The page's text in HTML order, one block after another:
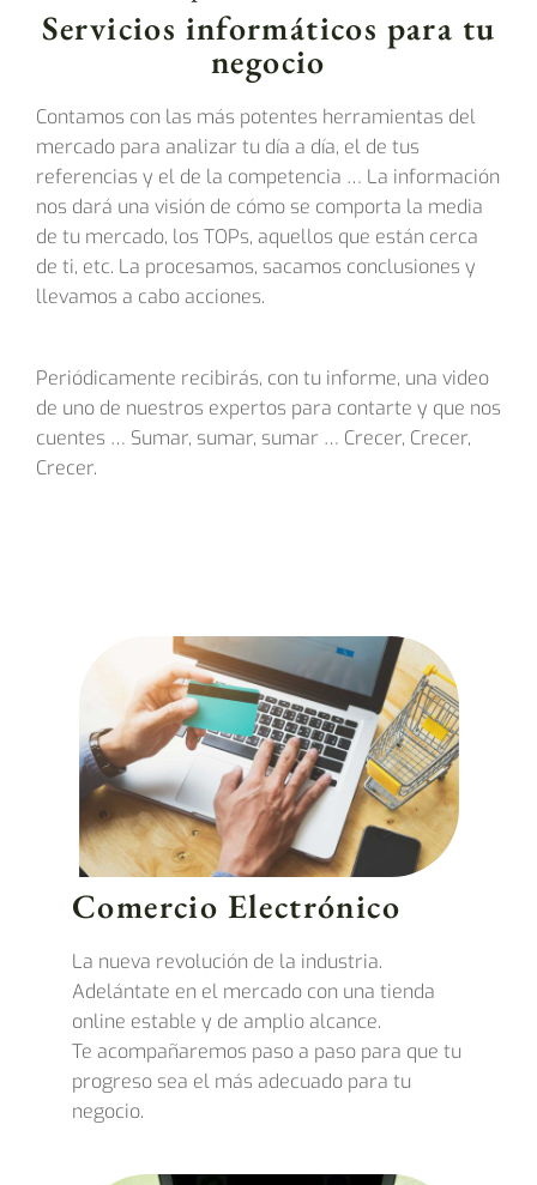
Servicios informáticos para tu
negocio
Contamos con las más potentes herramientas del
mercado para analizar tu día a día, el de tus
referencias y el de la competencia … La información
nos dará una visión de cómo se comporta la media
de tu mercado, los TOPs, aquellos que están cerca
de ti, etc. La procesamos, sacamos conclusiones y
llevamos a cabo acciones.
Periódicamente recibirás, con tu informe, una video
de uno de nuestros expertos para contarte y que nos
cuentes … Sumar, sumar, sumar … Crecer, Crecer,
Crecer.
Comercio Electrónico
La nueva revolución de la industria.
Adelántate en el mercado con una tienda
online estable y de amplio alcance.
Te acompañaremos paso a paso para que tu
progreso sea el más adecuado para tu
negocio.